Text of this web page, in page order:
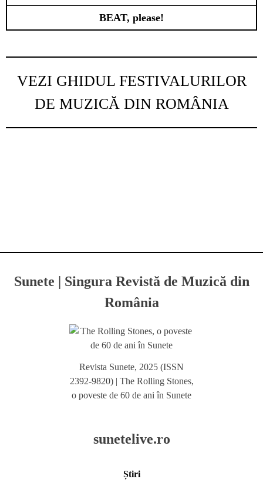
BEAT, please!
VEZI GHIDUL FESTIVALURILOR
DE MUZICĂ DIN ROMÂNIA
Sunete | Singura Revistă de Muzică din
România
Revista Sunete, 2025 (ISSN
2392-9820) | The Rolling Stones,
o poveste de 60 de ani în Sunete
sunetelive.ro
Știri